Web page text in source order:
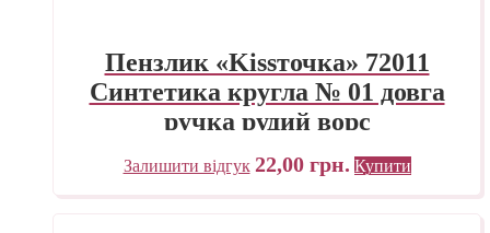
Пензлик «Kissточка» 72011
Синтетика кругла № 01 довга
ручка рудий ворс
Залишити відгук 22,00 грн. Купити